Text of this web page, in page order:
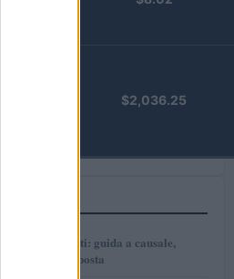
$2,036.25
tra parenti: guida a causale,
e imposta